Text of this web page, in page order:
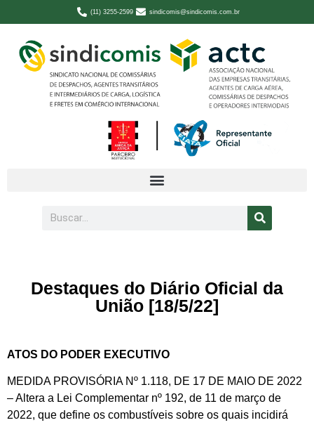
(11) 3255-2599 sindicomis@sindicomis.com.br
Destaques do Diário Oficial da
União [18/5/22]
ATOS DO PODER EXECUTIVO
MEDIDA PROVISÓRIA Nº 1.118, DE 17 DE MAIO DE 2022
– Altera a Lei Complementar nº 192, de 11 de março de
2022, que define os combustíveis sobre os quais incidirá